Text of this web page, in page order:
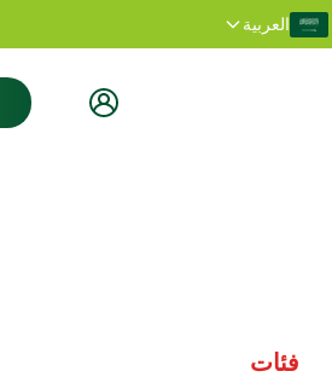
نشكرك على زيارة موقعنا. العربية
فئات